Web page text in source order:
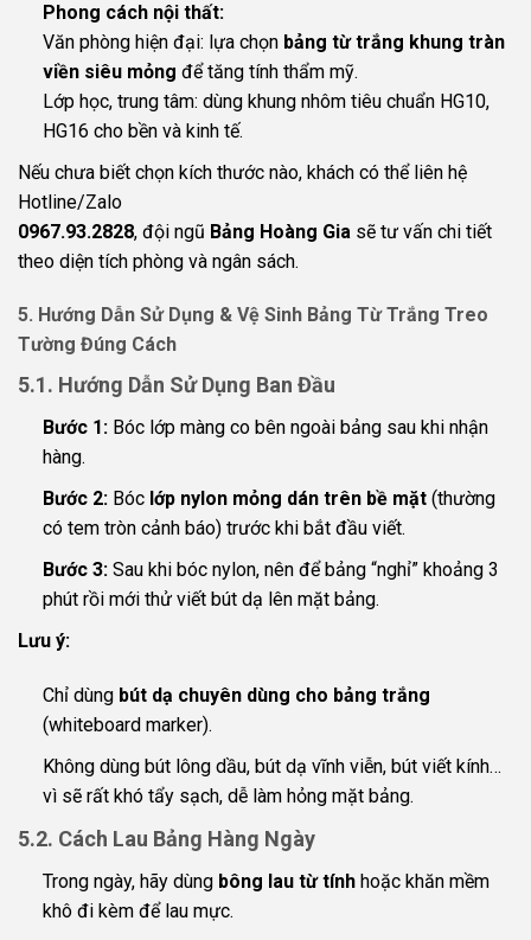
Phong cách nội thất:
Văn phòng hiện đại: lựa chọn bảng từ trắng khung tràn
viền siêu mỏng để tăng tính thẩm mỹ.
Lớp học, trung tâm: dùng khung nhôm tiêu chuẩn HG10,
HG16 cho bền và kinh tế.
Nếu chưa biết chọn kích thước nào, khách có thể liên hệ
Hotline/Zalo
0967.93.2828, đội ngũ Bảng Hoàng Gia sẽ tư vấn chi tiết
theo diện tích phòng và ngân sách.
5. Hướng Dẫn Sử Dụng & Vệ Sinh Bảng Từ Trắng Treo
Tường Đúng Cách
5.1. Hướng Dẫn Sử Dụng Ban Đầu
Bước 1:Bóc lớp màng co bên ngoài bảng sau khi nhận
hàng.
Bước 2:Bóc lớp nylon mỏng dán trên bề mặt(thường
có tem tròn cảnh báo) trước khi bắt đầu viết.
Bước 3:Sau khi bóc nylon, nên để bảng “nghỉ” khoảng 3
phút rồi mới thử viết bút dạ lên mặt bảng.
Lưu ý:
Chỉ dùng bút dạ chuyên dùng cho bảng trắng
(whiteboard marker).
Không dùng bút lông dầu, bút dạ vĩnh viễn, bút viết kính…
vì sẽ rất khó tẩy sạch, dễ làm hỏng mặt bảng.
5.2. Cách Lau Bảng Hàng Ngày
Trong ngày, hãy dùng bông lau từ tínhhoặc khăn mềm
khô đi kèm để lau mực.